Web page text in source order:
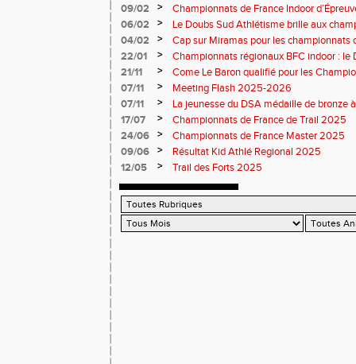
09/02
>
Championnats de France Indoor
Marche
06/02 >
Le Doubs Sud Athlétisme brille aux
cross à Vesoul
04/02 >
Cap sur Miramas pour les championnats
Athlétisme bien représenté
22/01 >
Championnats régionaux BFC indoor : le
brille sur tous les fronts
21/11 >
Come Le Baron qualifié pour les
07/11
>
Meeting Flash 2025-2026
07/11
>
La jeunesse du DSA médaille de bronze
17/07
>
Championnats de France de Trail 2025
24/06
>
Championnats de France Master 2025
09/06
>
Résultat Kid Athlé Regional 2025
12/05
> Trail des Forts 2025